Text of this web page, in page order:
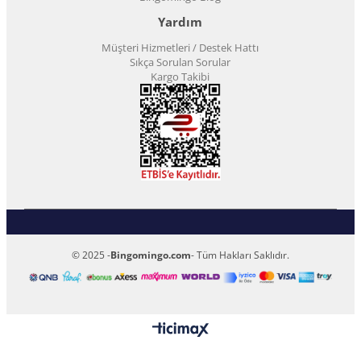
Yardım
Müşteri Hizmetleri / Destek Hattı
Sıkça Sorulan Sorular
Kargo Takibi
© 2025 -Bingomingo.com- Tüm Hakları Saklıdır.